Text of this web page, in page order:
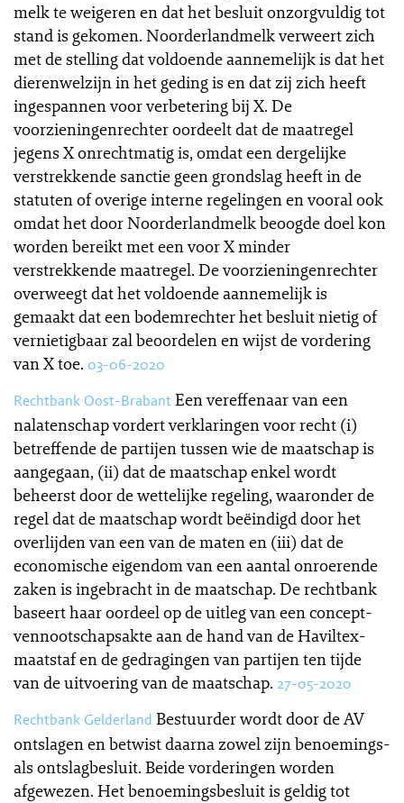
melk te weigeren en dat het besluit onzorgvuldig tot
stand is gekomen. Noorderlandmelk verweert zich
met de stelling dat voldoende aannemelijk is dat het
dierenwelzijn in het geding is en dat zij zich heeft
ingespannen voor verbetering bij X. De
voorzieningenrechter oordeelt dat de maatregel
jegens X onrechtmatig is, omdat een dergelijke
verstrekkende sanctie geen grondslag heeft in de
statuten of overige interne regelingen en vooral ook
omdat het door Noorderlandmelk beoogde doel kon
worden bereikt met een voor X minder
verstrekkende maatregel. De voorzieningenrechter
overweegt dat het voldoende aannemelijk is
gemaakt dat een bodemrechter het besluit nietig of
vernietigbaar zal beoordelen en wijst de vordering
van X toe. 03-06-2020
Rechtbank Oost-BrabantEen vereffenaar van een
nalatenschap vordert verklaringen voor recht (i)
betreffende de partijen tussen wie de maatschap is
aangegaan, (ii) dat de maatschap enkel wordt
beheerst door de wettelijke regeling, waaronder de
regel dat de maatschap wordt beëindigd door het
overlijden van een van de maten en (iii) dat de
economische eigendom van een aantal onroerende
zaken is ingebracht in de maatschap. De rechtbank
baseert haar oordeel op de uitleg van een concept-
vennootschapsakte aan de hand van de Haviltex-
maatstaf en de gedragingen van partijen ten tijde
van de uitvoering van de maatschap. 27-05-2020
Rechtbank Gelderland Bestuurder wordt door de AV
ontslagen en betwist daarna zowel zijn benoemings-
als ontslagbesluit. Beide vorderingen worden
afgewezen. Het benoemingsbesluit is geldig tot